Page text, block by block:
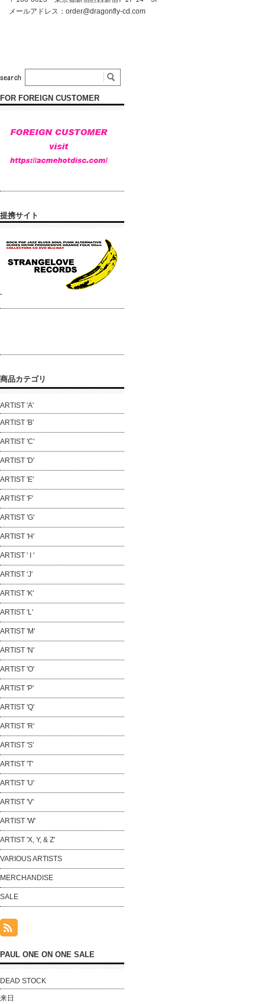
メールアドレス： order@dragonfly-cd.com
FOR FOREIGN CUSTOMER
提携サイト
商品カテゴリ
ARTIST 'A'
ARTIST 'B'
ARTIST 'C'
ARTIST 'D'
ARTIST 'E'
ARTIST 'F'
ARTIST 'G'
ARTIST 'H'
ARTIST ' I '
ARTIST 'J'
ARTIST 'K'
ARTIST 'L'
ARTIST 'M'
ARTIST 'N'
ARTIST 'O'
ARTIST 'P'
ARTIST 'Q'
ARTIST 'R'
ARTIST 'S'
ARTIST 'T'
ARTIST 'U'
ARTIST 'V'
ARTIST 'W'
ARTIST 'X, Y, & Z'
VARIOUS ARTISTS
MERCHANDISE
SALE
PAUL ONE ON ONE SALE
DEAD STOCK
来日